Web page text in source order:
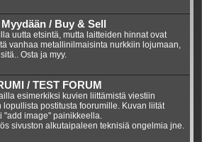
/ Buy & Sell
uutta etsintä, mutta laitteiden hinnat ovat
vanhaa metallinilmaisinta nurkkiin lojumaan,
Osta ja myy.
/ TEST FORUM
esimerkiksi kuvien liittämistä viestiin
lopullista postitusta foorumille. Kuvan liität
"add image" painikkeella.
sivuston alkutaipaleen teknisiä ongelmia jne.